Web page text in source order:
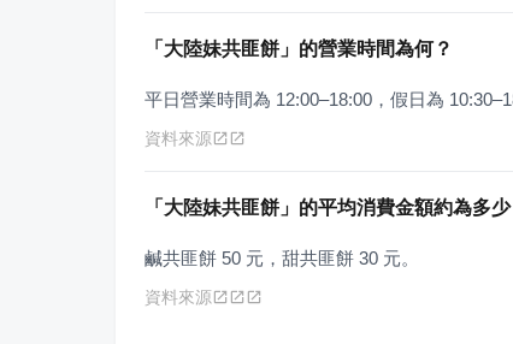
「大陸妹共匪餅」的營業時間為何？
平日營業時間為 12:00–18:00，假日為
資料來源
「大陸妹共匪餅」的平均消費金額約為多少
鹹共匪餅 50 元，甜共匪餅 30 元。
資料來源